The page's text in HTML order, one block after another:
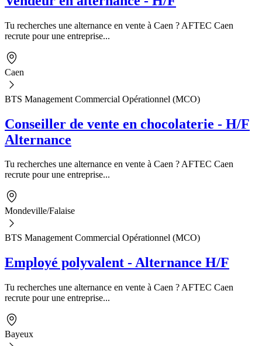
Tu recherches une alternance en vente à Caen ? AFTEC Caen
recrute pour une entreprise...
Caen
BTS Management Commercial Opérationnel (MCO)
Conseiller de vente en chocolaterie - H/F
Alternance
Tu recherches une alternance en vente à Caen ? AFTEC Caen
recrute pour une entreprise...
Mondeville/Falaise
BTS Management Commercial Opérationnel (MCO)
Employé polyvalent - Alternance H/F
Tu recherches une alternance en vente à Caen ? AFTEC Caen
recrute pour une entreprise...
Bayeux